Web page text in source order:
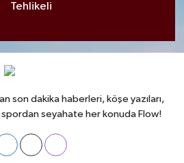
Tehlikeli
son dakika haberleri, köşe yazıları,
seyahate her konuda Flow!